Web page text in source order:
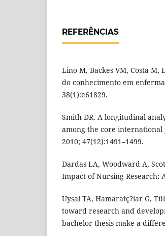
REFERÊNCIAS
Lino M, Backes VM, Costa
do conhecimento em
38(1):e61829.
Smith DR. A longitudinal
among the core international
2010; 47(12):1491–1499.
Dardas LA, Woodward A,
Impact of Nursing Research:
Uysal TA, Hamaratç?lar G,
toward research and
bachelor thesis make a